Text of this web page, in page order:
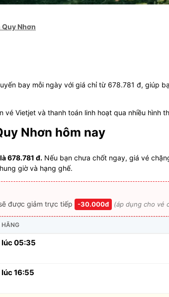
Quy Nhơn
bay mỗi ngày với giá chỉ từ 678.781 đ, giúp
Vietjet và thanh toán linh hoạt qua nhiều hình
Nhơn hôm nay
678.781 đ. Nếu bạn chưa chốt ngay, giá vé
giờ và hạng ghế.
được giảm trực tiếp -30.000đ (áp dụng cho vé
HÃNG
lúc 05:35
lúc 16:55